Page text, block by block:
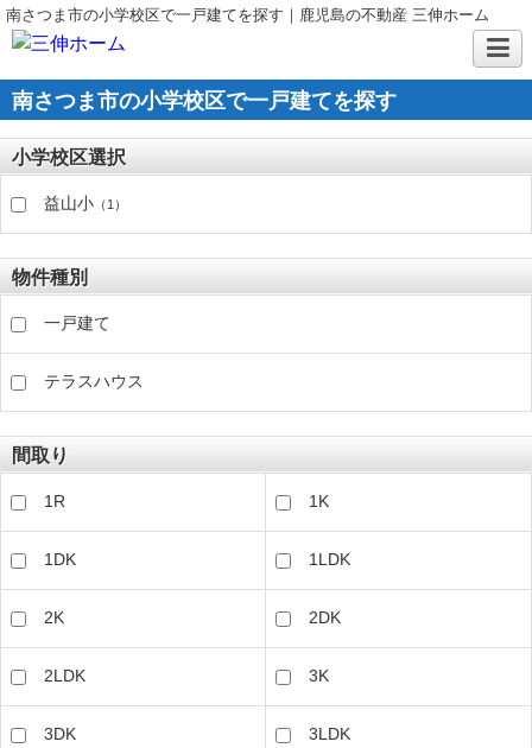
南さつま市の小学校区で一戸建てを探す｜鹿児島の不動産 三伸ホーム
南さつま市の小学校区で一戸建てを探す
小学校区選択
益山小 （1）
物件種別
一戸建て
テラスハウス
間取り
1R 1K
1DK 1LDK
2K 2DK
2LDK 3K
3DK 3LDK